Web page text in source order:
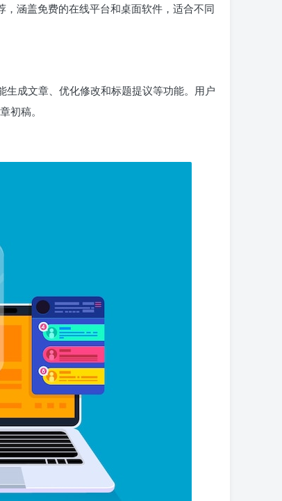
涵盖免费的在线平台和桌面软件，适合不同
成文章、优化修改和标题提议等功能。用户
初稿。